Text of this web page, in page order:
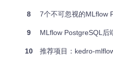
8 7个不可忽视的MLflow
9 MLflow PostgreSQL后
10 推荐项目：kedro-